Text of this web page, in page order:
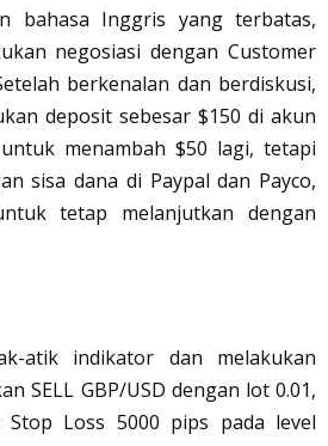
bahasa Inggris yang terbatas,
negosiasi dengan Customer
berkenalan dan berdiskusi,
deposit sebesar $150 di akun
untuk menambah $50 lagi, tetapi
sisa dana di Paypal dan Payco,
tetap melanjutkan dengan
atik indikator dan melakukan
SELL GBP/USD dengan lot 0.01,
Loss 5000 pips pada level